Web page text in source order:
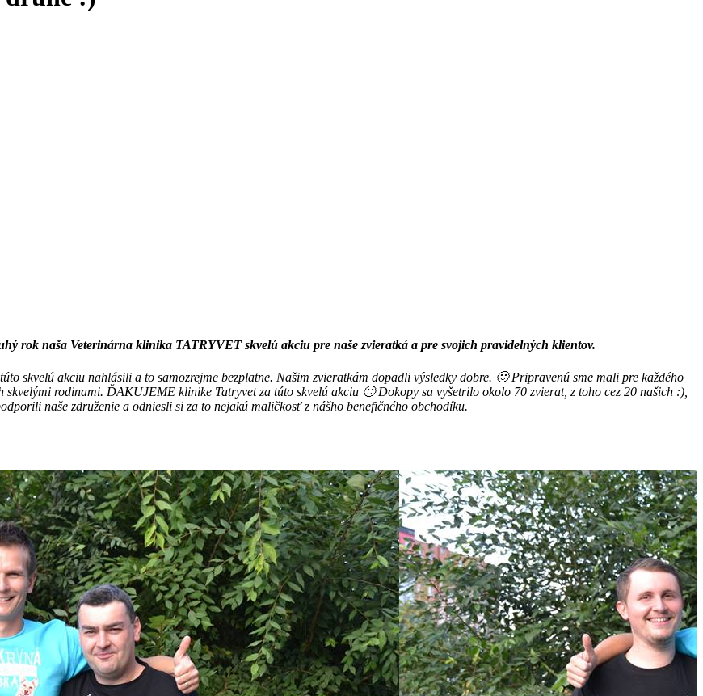
rodinami. ĎAKUJEME klinike Tatryvet za túto skvelú akciu 🙂 Dokopy sa vyšetrilo okolo 70 zvierat, z toho cez 20 našich :),
naše združenie a odniesli si za to nejakú maličkosť z nášho benefičného obchodíku.